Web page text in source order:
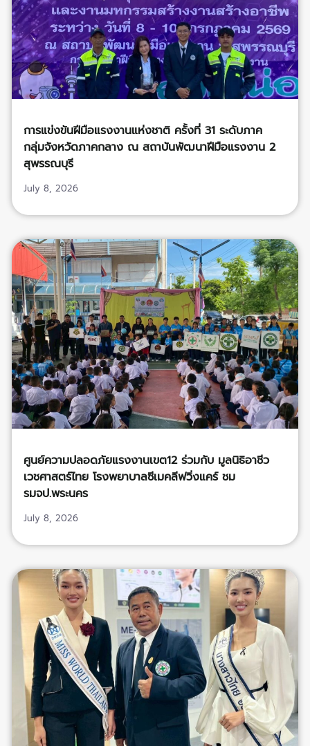
การแข่งขันฝีมือแรงงานแห่งชาติ ครั้งที่ 31 ระดับภาค
กลุ่มจังหวัดภาคกลาง ณ สถาบันพัฒนาฝีมือแรงงาน 2
สุพรรณบุรี
July 8, 2026
ศูนย์ความปลอดภัยแรงงานเขต12 ร่วมกับ มูลนิธิอาชีว
เวชศาสตร์ไทย โรงพยาบาลซีเมคลีฟวิ่งแคร์ ชม
รมจป.พระนคร
July 8, 2026